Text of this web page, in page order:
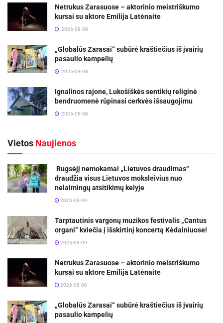
Netrukus Zarasuose – aktorinio meistriškumo
kursai su aktore Emilija Latėnaite
2026-08-08
„Globalūs Zarasai“ subūrė kraštiečius iš įvairių
pasaulio kampelių
2026-08-08
Ignalinos rajone, Lukošiškės sentikių religinė
bendruomenė rūpinasi cerkvės išsaugojimu
2026-08-08
Vietos Naujienos
Rugsėjį nemokamai „Lietuvos draudimas“
draudžia visus Lietuvos moksleivius nuo
nelaimingų atsitikimų kelyje
2026-08-09
Tarptautinis vargonų muzikos festivalis „Cantus
organi“ kviečia į išskirtinį koncertą Kėdainiuose!
2026-08-09
Netrukus Zarasuose – aktorinio meistriškumo
kursai su aktore Emilija Latėnaite
2026-08-08
„Globalūs Zarasai“ subūrė kraštiečius iš įvairių
pasaulio kampelių